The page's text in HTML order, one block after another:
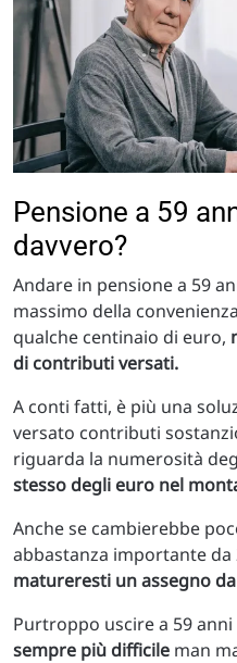
Pensione a 59
davvero?
Andare in pensione a 59
massimo della
qualche centinaio di euro,
di contributi versati.
A conti fatti, è più una
versato contributi
riguarda la numerosità
stesso degli euro nel
Anche se cambierebbe
abbastanza importante da
matureresti un assegno
Purtroppo uscire a 59
sempre più difficile man